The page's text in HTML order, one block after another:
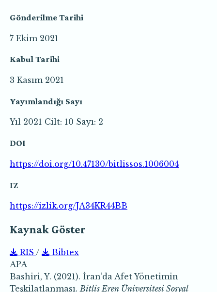
Gönderilme Tarihi
7 Ekim 2021
Kabul Tarihi
3 Kasım 2021
Yayımlandığı Sayı
Yıl 2021 Cilt: 10 Sayı: 2
DOI
https://doi.org/10.47130/bitlissos.1006004
IZ
https://izlik.org/JA34KR44BB
Kaynak Göster
RIS /
Bibtex
APA
Bashiri, Y. (2021). İran’da Afet Yönetimin
Teşkilatlanması.Bitlis Eren Üniversitesi Sosyal